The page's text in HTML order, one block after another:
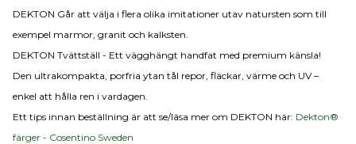
DEKTON Går att välja i flera olika imitationer utav natursten som till
exempel marmor, granit och kalksten.
DEKTON Tvättställ - Ett vägghängt handfat med premium känsla!
Den ultrakompakta, porfria ytan tål repor, fläckar, värme och UV –
enkel att hålla ren i vardagen.
Ett tips innan beställning är att se/läsa mer om DEKTON här: Dekton®
färger - Cosentino Sweden